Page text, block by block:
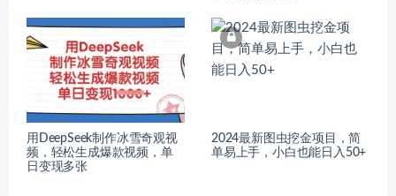
用DeepSeek制作冰雪奇观视
频，轻松生成爆款视频，单
日变现多张
2024最新图虫挖金项目，简
单易上手，小白也能日入50+